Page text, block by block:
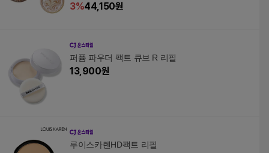
3%44,150원
퍼퓸 파우더 팩트 큐브 R 리필
13,900원
루이스카렌HD팩트 리필